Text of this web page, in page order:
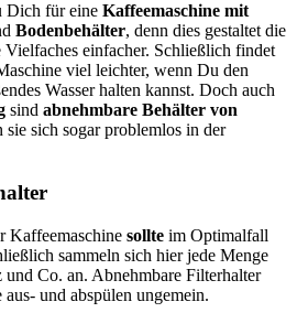
Dich für eine Kaffeemaschine mit
Bodenbehälter, denn dies gestaltet die
einfacher. Schließlich findet
viel leichter, wenn Du den
Wasser halten kannst. Doch auch
sind abnehmbare Behälter von
sie sich sogar problemlos in der
Kaffeemaschine sollte im Optimalfall
sammeln sich hier jede Menge
Co. an. Abnehmbare Filterhalter
und abspülen ungemein.